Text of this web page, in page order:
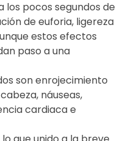
los pocos segundos de
de euforia, ligereza
estos efectos
paso a una
son enrojecimiento
náuseas,
cardiaca e